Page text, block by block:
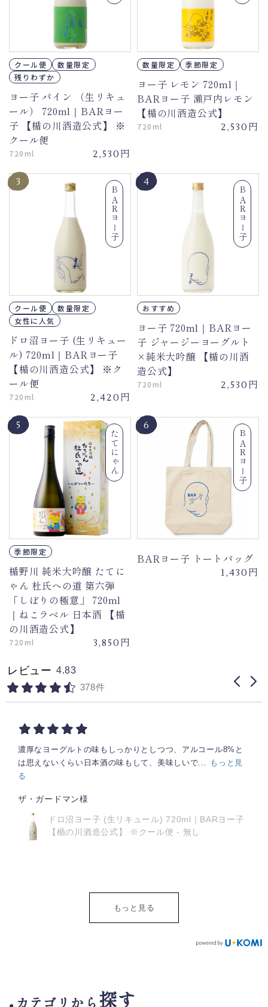
クール便
数量限定
残りわずか
ヨー子 パイン （生リキュ
ール） 720ml｜BARヨー
子 【楯の川酒造公式】 ※
クール便
720ml 2,530 円
数量限定 季節限定
ヨー子 レモン 720ml｜
BARヨー子 瀬戸内レモン
【楯の川酒造公式】
720ml 2,530 円
BARヨー子
3
クール便
数量限定
女性に人気
ドロ沼ヨー子 (生リキュー
ル) 720ml｜BARヨー子
【楯の川酒造公式】 ※ク
ール便
720ml 2,420 円
BARヨー子
4
おすすめ
ヨー子 720ml｜BARヨー
子 ジャージーヨーグルト
×純米大吟醸 【楯の川酒
造公式】
720ml 2,530 円
たてにゃん
5
季節限定
楯野川 純米大吟醸 たてに
ゃん 杜氏への道 第六弾
「しぼりの極意」 720ml
｜ねこラベル 日本酒 【楯
の川酒造公式】
720ml 3,850 円
BARヨー子
6
BARヨー子 トートバッグ
1,430 円
レビュー 4.83
378件
本物の味わい
本物のスモモを味わっている感じがする。口いっぱいに広がる
る
ゆうと様
もっと見る
カテゴリから探す